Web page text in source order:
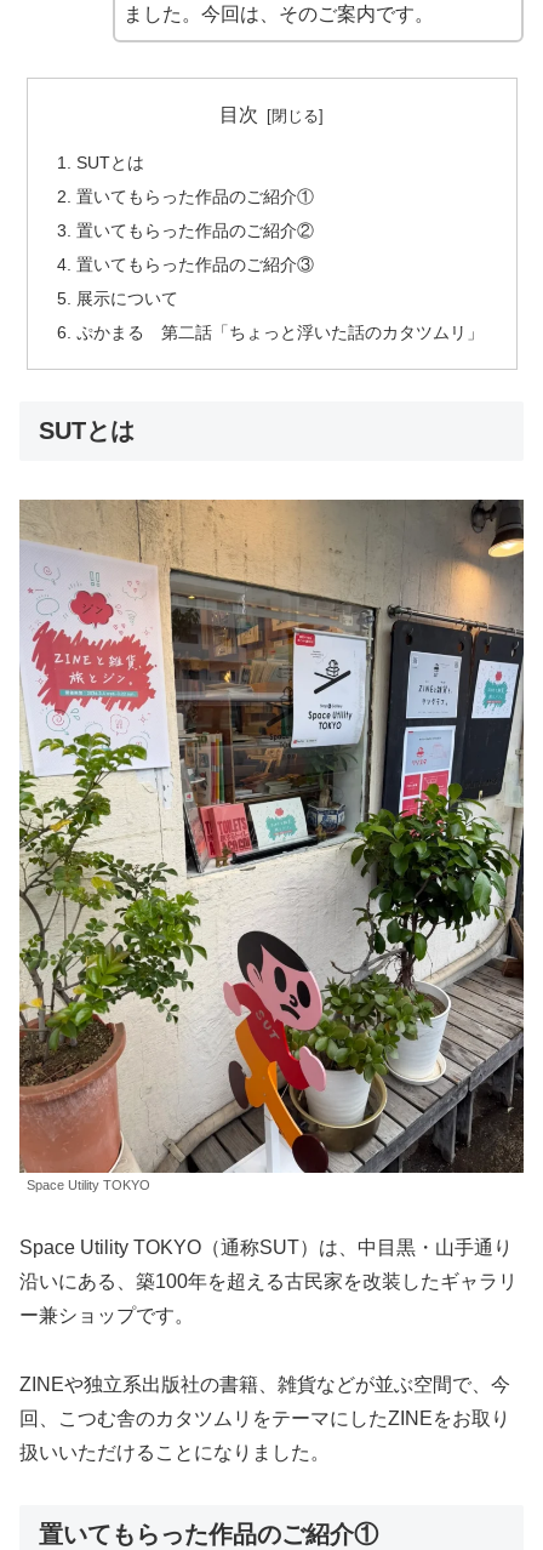
ました。今回は、そのご案内です。
目次
SUTとは
置いてもらった作品のご紹介①
置いてもらった作品のご紹介②
置いてもらった作品のご紹介③
展示について
ぷかまる 第二話「ちょっと浮いた話のカタツムリ」
SUTとは
Space Utility TOKYO
Space Utility TOKYO（通称SUT）は、中目黒・山手通り
沿いにある、築100年を超える古民家を改装したギャラリ
ー兼ショップです。
ZINEや独立系出版社の書籍、雑貨などが並ぶ空間で、今
回、こつむ舎のカタツムリをテーマにしたZINEをお取り
扱いいただけることになりました。
置いてもらった作品のご紹介①